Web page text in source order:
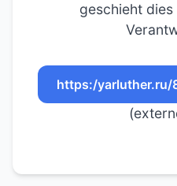
geschieht
https:/yarluther.ru/